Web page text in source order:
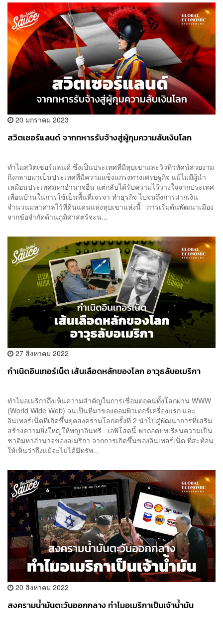
20 มกราคม 2023
สวิตเซอร์แลนด์ จากทหารรับจ้างสู่ผู้กุมความลับเงินโลก
ทำไมสวิตเซอร์แลนด์ ซึ่งเป็นประเทศที่มีหุบเขาและวิวทิวทัศน์สวยงาม
ถึงกลายมาเป็นประเทศที่มีความแข็งแกร่งทางเศรษฐกิจ แม้ไม่มีผู้นำ
เหมือนประเทศมหาอำนาจอื่น แต่กลับได้รับความไว้วางใจจากประเทศ
เพื่อนบ้านในการใช้เป็นพื้นที่เจรจา ทำธุรกิจ ไปจนถึงการฝากเงิน
จำนวนมหาศาลไว้ที่ดินแดนแห่งหุบเขาแห่งนี้ การเริ่มต้นพัฒนาเมือง
จากข้อจำกัดด้านภูมิศาสตร์จะน...
27 สิงหาคม 2022
กำเนิดอินเทอร์เน็ต เส้นเลือดหลักของโลก อาวุธลับอเมริกา
ทำไมอเมริกาถึงเห็นความสำคัญในการเชื่อมต่อคนทั้งโลกผ่าน WWW
(World Wide Web) จนเป็นที่มาของคอมพิวเตอร์เครื่องแรก และ
อินเทอร์เน็ตที่เกิดขึ้นยุคสงครามโลกครั้งที่ 2 นำไปสู่พัฒนาการที่เสริม
สร้างความยิ่งใหญ่ให้พญาอินทรี เอพิโสดนี้ พาถอดบทเรียนความเป็น
ชาติมหาอำนาจของอเมริกา จากการเกิดขึ้นของอินเทอร์เน็ต ที่สะท้อน
ให้เห็นว่าถึงแม้จะไม่ได้มีทรัพ...
20 สิงหาคม 2022
สงครามน้ำมันตะวันออกกลาง ทำไมอเมริกาเป็นเจ้าน้ำมัน